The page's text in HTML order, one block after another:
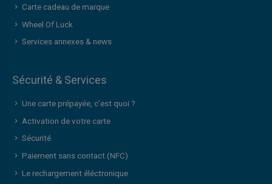
Carte cadeau de marque
Wheel Of Luck
Services annexes & news
Sécurité & Services
Une carte prépayée, c’est quoi ?
Activation de votre carte
Sécurité
Paiement sans contact (NFC)
Le rechargement éléctronique